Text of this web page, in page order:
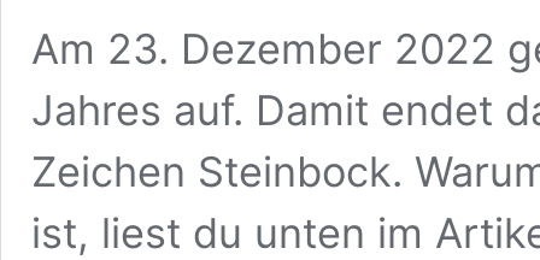
Am 23. Dezember 2022
Jahres auf. Damit endet
Zeichen Steinbock.
ist, liest du unten im